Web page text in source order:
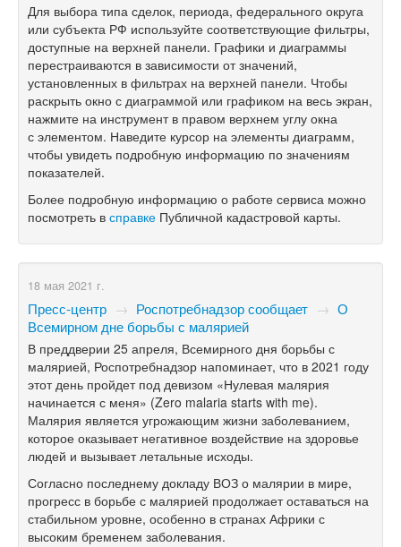
Для выбора типа сделок, периода, федерального округа
или субъекта РФ используйте соответствующие фильтры,
доступные на верхней панели. Графики и диаграммы
перестраиваются в зависимости от значений,
установленных в фильтрах на верхней панели. Чтобы
раскрыть окно с диаграммой или графиком на весь экран,
нажмите на инструмент в правом верхнем углу окна
с элементом. Наведите курсор на элементы диаграмм,
чтобы увидеть подробную информацию по значениям
показателей.
Более подробную информацию о работе сервиса можно
посмотреть в справке Публичной кадастровой карты.
18 мая 2021 г.
Пресс-центр → Роспотребнадзор сообщает → О
Всемирном дне борьбы с малярией
В преддверии 25 апреля, Всемирного дня борьбы с
малярией, Роспотребнадзор напоминает, что в 2021 году
этот день пройдет под девизом «Нулевая малярия
начинается с меня» (Zero malaria starts with me).
Малярия является угрожающим жизни заболеванием,
которое оказывает негативное воздействие на здоровье
людей и вызывает летальные исходы.
Согласно последнему докладу ВОЗ о малярии в мире,
прогресс в борьбе с малярией продолжает оставаться на
стабильном уровне, особенно в странах Африки с
высоким бременем заболевания.